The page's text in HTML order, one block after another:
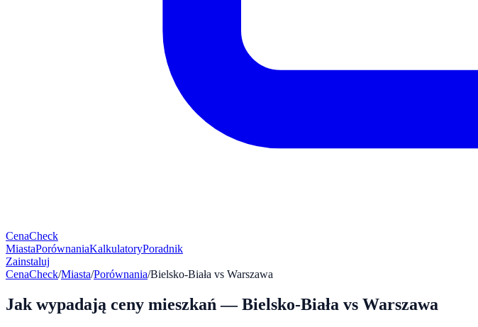
CenaCheck
MiastaPorównaniaKalkulatoryPoradnik
Zainstaluj
CenaCheck/Miasta/Porównania/Bielsko-Biała vs Warszawa
Jak wypadają ceny mieszkań —Bielsko-Biała vs Warszawa